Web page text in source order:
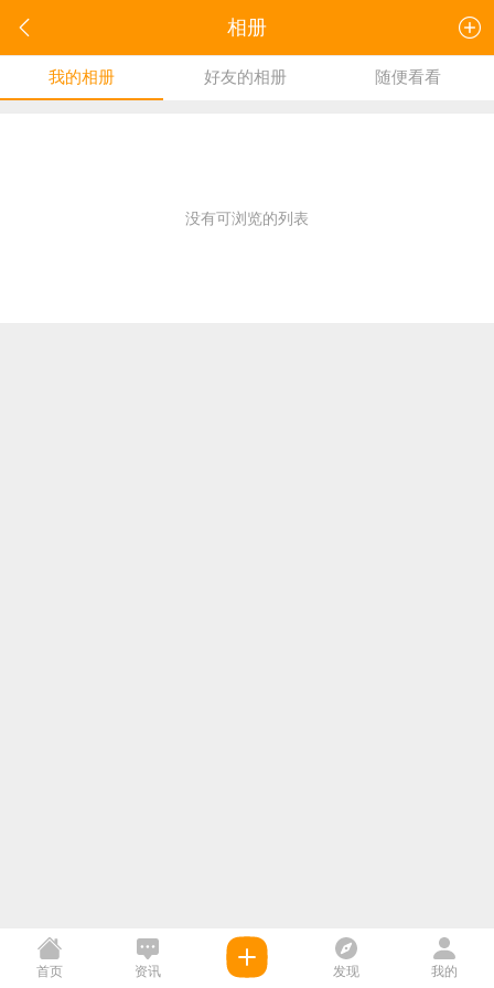
相册
我的相册 好友的相册 随便看看
没有可浏览的列表
首页 资讯 发现 我的